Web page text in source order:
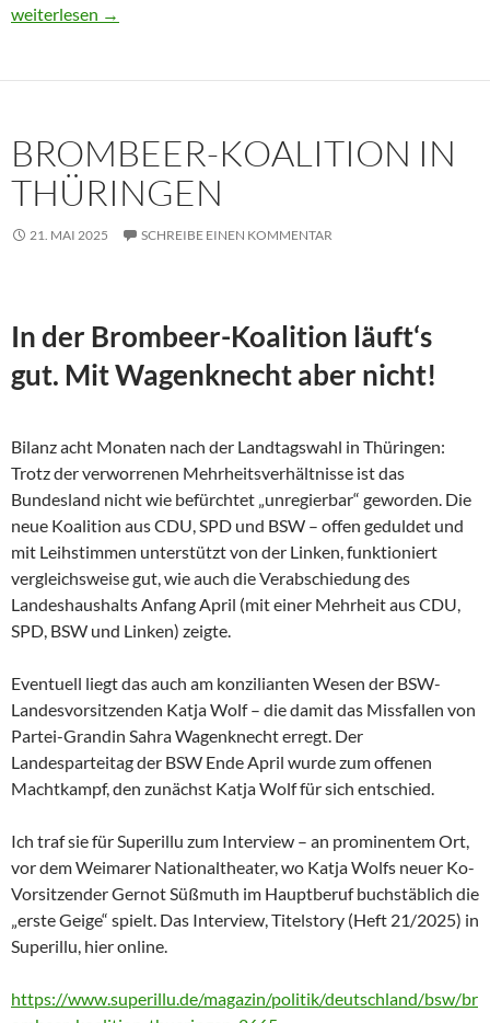
Usbekistan 2025: Unterwegs in einem Land im Aufbruch
weiterlesen →
BROMBEER-KOALITION IN
THÜRINGEN
21. MAI 2025 SCHREIBE EINEN KOMMENTAR
In der Brombeer-Koalition läuft‘s
gut. Mit Wagenknecht aber nicht!
Bilanz acht Monaten nach der Landtagswahl in Thüringen:
Trotz der verworrenen Mehrheitsverhältnisse ist das
Bundesland nicht wie befürchtet „unregierbar“ geworden. Die
neue Koalition aus CDU, SPD und BSW – offen geduldet und
mit Leihstimmen unterstützt von der Linken, funktioniert
vergleichsweise gut, wie auch die Verabschiedung des
Landeshaushalts Anfang April (mit einer Mehrheit aus CDU,
SPD, BSW und Linken) zeigte.
Eventuell liegt das auch am konzilianten Wesen der BSW-
Landesvorsitzenden Katja Wolf – die damit das Missfallen von
Partei-Grandin Sahra Wagenknecht erregt. Der
Landesparteitag der BSW Ende April wurde zum offenen
Machtkampf, den zunächst Katja Wolf für sich entschied.
Ich traf sie für Superillu zum Interview – an prominentem Ort,
vor dem Weimarer Nationaltheater, wo Katja Wolfs neuer Ko-
Vorsitzender Gernot Süßmuth im Hauptberuf buchstäblich die
„erste Geige“ spielt. Das Interview, Titelstory (Heft 21/2025) in
Superillu, hier online.
https://www.superillu.de/magazin/politik/deutschland/bsw/br